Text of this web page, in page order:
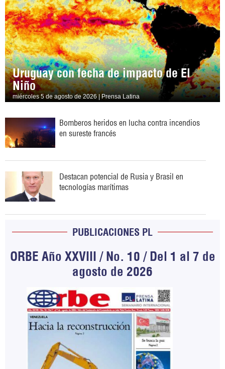
Uruguay con fecha de impacto de El
Niño
miércoles 5 de agosto de 2026 | Prensa Latina
Bomberos heridos en lucha contra incendios
en sureste francés
Destacan potencial de Rusia y Brasil en
tecnologías marítimas
PUBLICACIONES PL
ORBE Año XXVIII / No. 10 / Del 1 al 7 de
agosto de 2026